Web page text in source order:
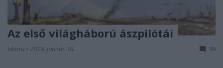
Az első világháború ászpilótái
tiboru • 2019. január 30. 39